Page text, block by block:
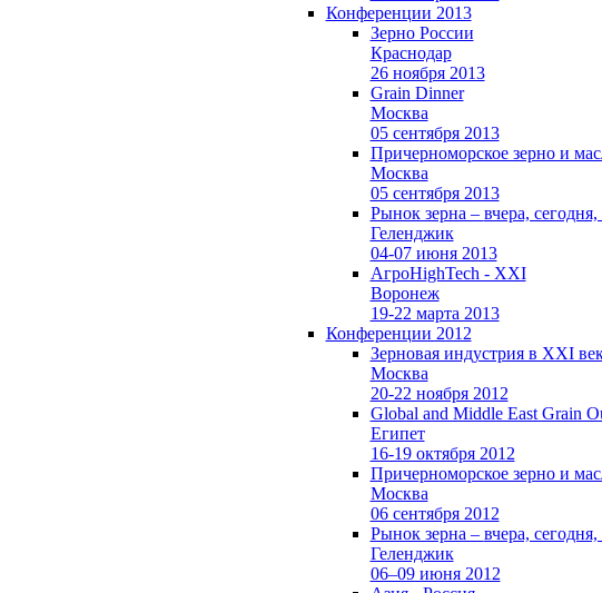
Конференции 2013
Зерно России
Краснодар
26 ноября 2013
Grain Dinner
Москва
05 сентября 2013
Причерноморское зерно и
Москва
05 сентября 2013
Рынок зерна – вчера, сегодня,
Геленджик
04-07 июня 2013
АгроHighTech - XXI
Воронеж
19-22 марта 2013
Конференции 2012
Зерновая индустрия в XXI
Москва
20-22 ноября 2012
Global and Middle East Grain
Египет
16-19 октября 2012
Причерноморское зерно и
Москва
06 сентября 2012
Рынок зерна – вчера, сегодня,
Геленджик
06–09 июня 2012